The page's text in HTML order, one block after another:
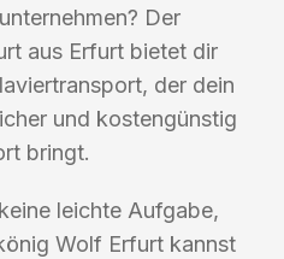
Der
aus Erfurt bietet dir
der dein
und kostengünstig
bringt.
leichte Aufgabe,
Wolf Erfurt kannst